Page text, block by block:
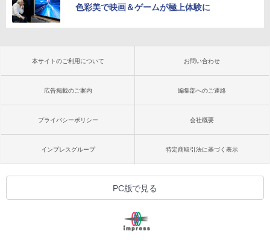
色彩美で映画＆ゲームが極上体験に
本サイトのご利用について お問い合わせ
広告掲載のご案内 編集部へのご連絡
プライバシーポリシー 会社概要
インプレスグループ 特定商取引法に基づく表示
PC版で見る